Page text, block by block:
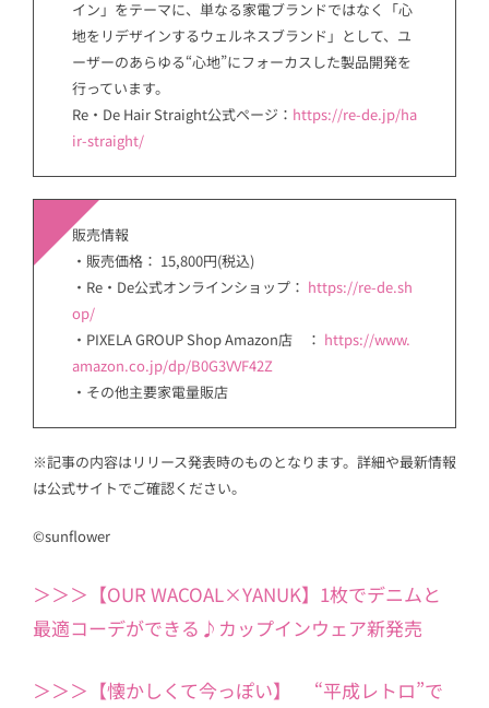
イン」をテーマに、単なる家電ブランドではなく「心
地をリデザインするウェルネスブランド」として、ユ
ーザーのあらゆる“心地”にフォーカスした製品開発を
行っています。
Re・De Hair Straight公式ページ： https://re-de.jp/ha
ir-straight/
販売情報
・販売価格： 15,800円(税込)
・Re・De公式オンラインショップ： https://re-de.sh
op/
・PIXELA GROUP Shop Amazon店 ： https://www.
amazon.co.jp/dp/B0G3VVF42Z
・その他主要家電量販店
※記事の内容はリリース発表時のものとなります。詳細や最新情報
は公式サイトでご確認ください。
©sunflower
＞＞＞【OUR WACOAL×YANUK】1枚でデニムと
最適コーデができる♪カップインウェア新発売
＞＞＞【懐かしくて今っぽい】 “平成レトロ”で